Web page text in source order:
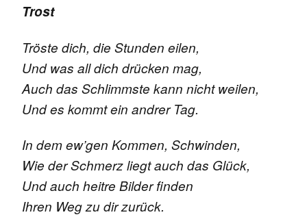
Trost
Tröste dich, die Stunden eilen,
Und was all dich drücken mag,
Auch das Schlimmste kann nicht weilen,
Und es kommt ein andrer Tag.
In dem ew’gen Kommen, Schwinden,
Wie der Schmerz liegt auch das Glück,
Und auch heitre Bilder finden
Ihren Weg zu dir zurück.